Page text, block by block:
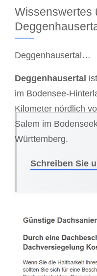
Wissenswertes
Deggenhausertal…
Deggenhausertal
im Bodensee-
Kilometer nördlich
Salem im
Württemberg.
Schreiben Sie